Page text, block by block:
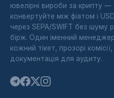
ювелірні вироби за крипту —
конвертуйте між фіатом і
через SEPA/SWIFT без шуму
бірж. Один іменний
кожний тікет, прозорі комісії,
документація для аудиту.